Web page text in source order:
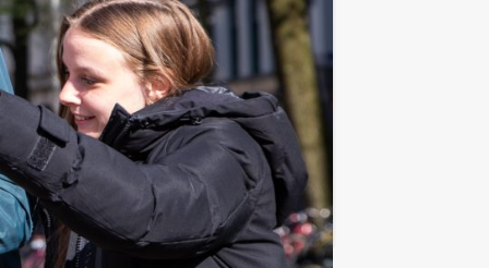
Vanaf€ 27,50p.p. excl. BTW
Domstad Evenementen. Ga met
Voeg toe aan favorieten